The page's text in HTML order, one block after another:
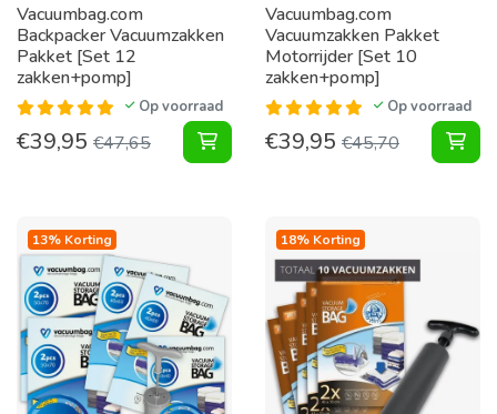
Vacuumbag.com
Backpacker Vacuumzakken
Pakket [Set 12
zakken+pomp]
Op voorraad
€39,95 €47,65 Backpacker Vacuumzakken
Vacuumbag.com
Vacuumzakken Pakket
Motorrijder [Set 10
zakken+pomp]
Op voorraad
€39,95 €45,70
13% Korting 18% Korting